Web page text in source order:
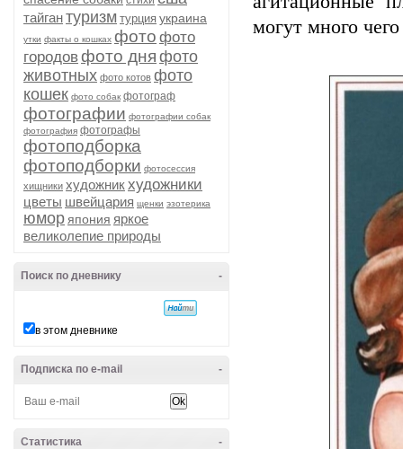
тайгантуризм турция украина
утки факты о кошках фото фото
городовфото дня фото
животных фото котов фото
кошек фото собак фотограф
фотографии фотографии собак
фотография фотографы
фотоподборка
фотоподборки фотосессия
хищники художникхудожники
цветы швейцария щенки эзотерика
юмор япония яркое
великолепие природы
-
Поиск по дневнику
в этом дневнике
-
Подписка по e-mail
-
Статистика
могут много